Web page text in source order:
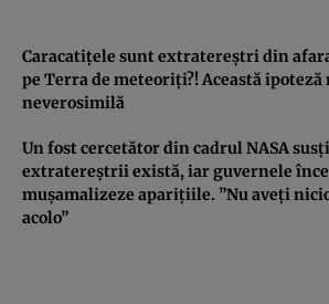
Caracatiţele sunt extratereştri din
pe Terra de meteoriţi?! Această ipoteză
neverosimilă
Un fost cercetător din cadrul NASA
extratereştrii există, iar guvernele
muşamalizeze apariţiile. ”Nu aveţi
acolo”